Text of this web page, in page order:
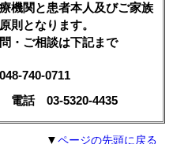
機関と患者本人及びご家族
則となります。
・ご相談は下記まで
740-0711
電話 03-5320-4435
▼ページの先頭に戻る